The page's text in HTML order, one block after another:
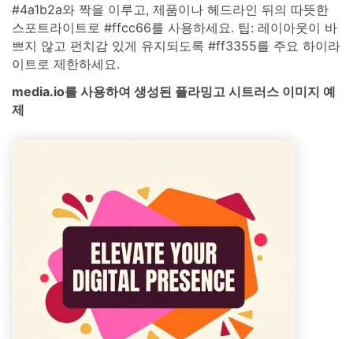
#4a1b2a와 짝을 이루고, 제품이나 헤드라인 뒤의 따뜻한
스포트라이트로 #ffcc66를 사용하세요. 팁: 레이아웃이 바
쁘지 않고 펀치감 있게 유지되도록 #ff3355를 주요 하이라
이트로 제한하세요.
media.io를 사용하여 생성된 플라밍고 시트러스 이미지 예
제